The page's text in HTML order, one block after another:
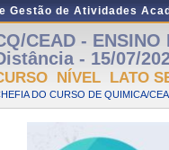
Gestão de Atividades
CEAD -
- 15/07/
NÍVEL LATO
DO CURSO DE QUIMICA/